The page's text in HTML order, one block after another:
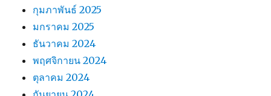
กุมภาพันธ์ 2025
มกราคม 2025
ธันวาคม 2024
พฤศจิกายน 2024
ตุลาคม 2024